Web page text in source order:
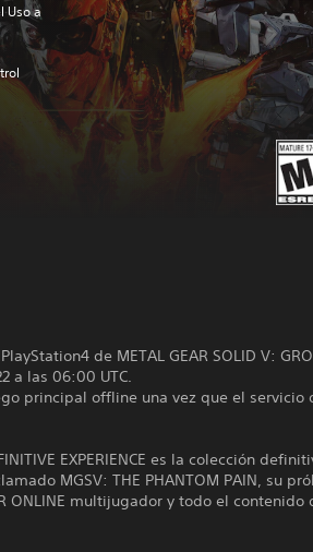
Uso a
de METAL GEAR SOLID V:
a las 06:00 UTC.
principal offline una vez que el servicio
EXPERIENCE es la colección
MGSV: THE PHANTOM PAIN, su
ONLINE multijugador y todo el